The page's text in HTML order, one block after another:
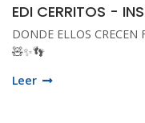
EDI CERRITOS -
DONDE ELLOS CRECEN
🧸✨👣
Leer